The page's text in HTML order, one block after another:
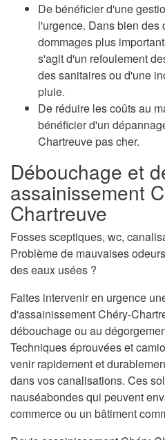
De bénéficier d'une
l'urgence. Dans bien des
dommages plus
s'agit d'un refoulement
des sanitaires ou d'une
pluie.
De réduire les coûts au
bénéficier d'un
Chartreuve pas cher.
Débouchage et
assainissement
Chartreuve
Fosses sceptiques, wc,
Problème de mauvaises
des eaux usées ?
Faites intervenir en urgence
d'assainissement Chéry-
débouchage ou au
Techniques éprouvées et
venir rapidement et
dans vos canalisations. Ces
nauséabondes qui peuvent
commerce ou un bâtiment